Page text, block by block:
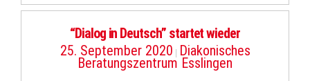
“Dialog in Deutsch” startet wieder
25. September 2020 | Diakonisches
Beratungszentrum Esslingen